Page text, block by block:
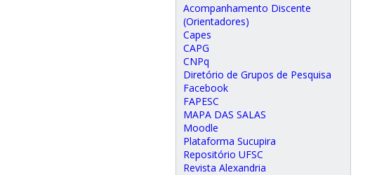
Acompanhamento Discente
(Orientadores)
Capes
CAPG
CNPq
Diretório de Grupos de Pesquisa
Facebook
FAPESC
MAPA DAS SALAS
Moodle
Plataforma Sucupira
Repositório UFSC
Revista Alexandria